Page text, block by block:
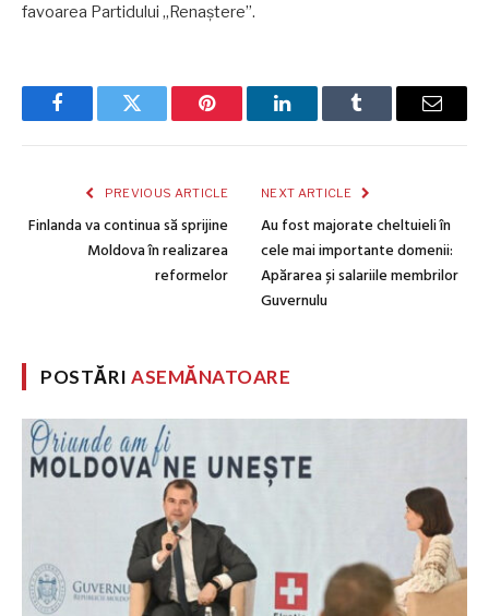
favoarea Partidului „Renaștere”.
FacebookTwitter Pinterest LinkedInTumblr Email
PREVIOUS ARTICLE
Finlanda va continua să sprijine
Moldova în realizarea
reformelor
NEXT ARTICLE
Au fost majorate cheltuieli în
cele mai importante domenii:
Apărarea și salariile membrilor
Guvernulu
POSTĂRIASEMĂNATOARE